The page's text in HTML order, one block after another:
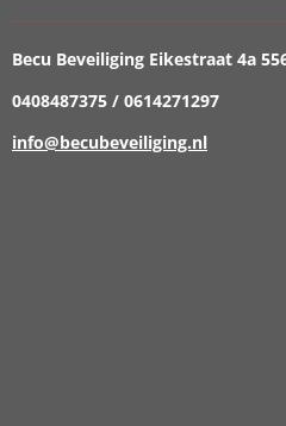
Becu Beveiliging Eikestraat 4a
0408487375 / 0614271297
info@becubeveiliging.nl